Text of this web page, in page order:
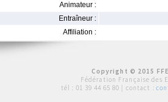
Animateur :
Entraîneur :
Affiliation :
Copyright © 2015
Fédération Française des
tél : 01 39 44 65 80 | contact :